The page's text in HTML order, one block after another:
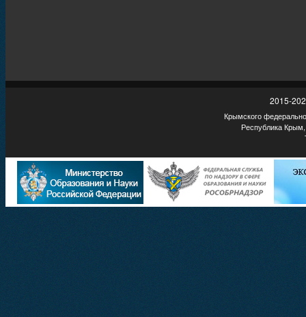
2015-
Крымского
Республика